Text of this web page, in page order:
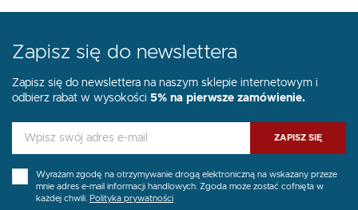
Zapisz się do newslettera
Zapisz się do newslettera na naszym sklepie internetowym i
odbierz rabat w wysokości 5% na pierwsze zamówienie.
ZAPISZ SIĘ
Wyrażam zgodę na otrzymywanie drogą elektroniczną na wskazany przeze
mnie adres e-mail informacji handlowych. Zgoda może zostać cofnięta w
każdej chwili. Polityka prywatności